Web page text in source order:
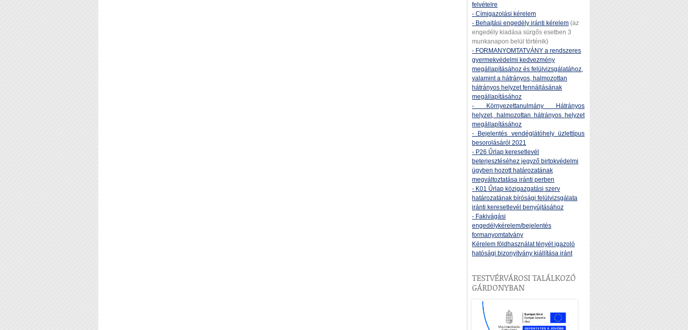
felvételre
- Címigazolási kérelem
- Behajtási engedély iránti kérelem (az
engedély kiadása sürgős esetben 3
munkanapon belül történik)
- FORMANYOMTATVÁNY a rendszeres
gyermekvédelmi kedvezmény
megállapításához és felülvizsgálatához,
valamint a hátrányos, halmozottan
hátrányos helyzet fennállásának
megállapításához
- Környezettanulmány Hátrányos
helyzet, halmozottan hátrányos helyzet
megállapításához
- Bejelentés vendéglátóhely üzlettípus
besorolásáról 2021
- P26 Űrlap keresetlevél
beterjesztéséhez jegyző birtokvédelmi
ügyben hozott határozatának
megváltoztatása iránti perben
- K01 Űrlap közigazgatási szerv
határozatának bírósági felülvizsgálata
iránti keresetlevél benyújtásához
- Fakivágási
engedélykérelem/bejelentés
formanyomtatvány
Kérelem földhasználat tényét igazoló
hatósági bizonyítvány kiállítása iránt
TESTVÉRVÁROSI TALÁLKOZÓ
GÁRDONYBAN